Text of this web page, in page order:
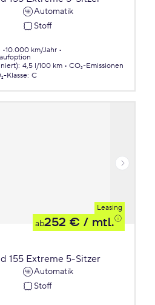
Automatik
Stoff
10.000 km/Jahr
: 4,5 l/100 km
CO₂-Emissionen
Klasse: C
Leasing
ab252 € / mtl.
155 Extreme 5-Sitzer
Automatik
Stoff